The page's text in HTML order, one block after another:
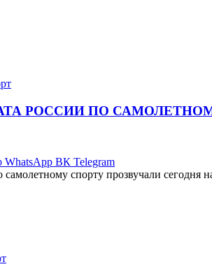
РОССИИ ПО
WhatsApp ВК Telegram
спорту прозвучали